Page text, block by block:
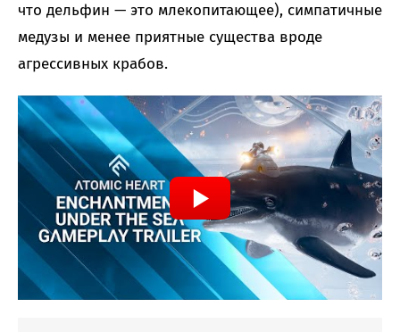
что дельфин — это млекопитающее), симпатичные
медузы и менее приятные существа вроде
агрессивных крабов.